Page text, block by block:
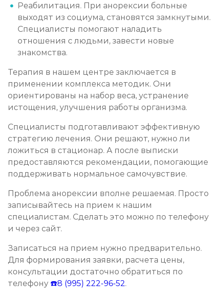
Реабилитация. При анорексии больные
выходят из социума, становятся замкнутыми.
Специалисты помогают наладить
отношения с людьми, завести новые
знакомства.
Терапия в нашем центре заключается в
применении комплекса методик. Они
ориентированы на набор веса, устранение
истощения, улучшения работы организма.
Специалисты подготавливают эффективную
стратегию лечения. Они решают, нужно ли
ложиться в стационар. А после выписки
предоставляются рекомендации, помогающие
поддерживать нормальное самочувствие.
Проблема анорексии вполне решаемая. Просто
записывайтесь на прием к нашим
специалистам. Сделать это можно по телефону
и через сайт.
Записаться на прием нужно предварительно.
Для формирования заявки, расчета цены,
консультации достаточно обратиться по
телефону ☎️8 (995) 222-96-52.